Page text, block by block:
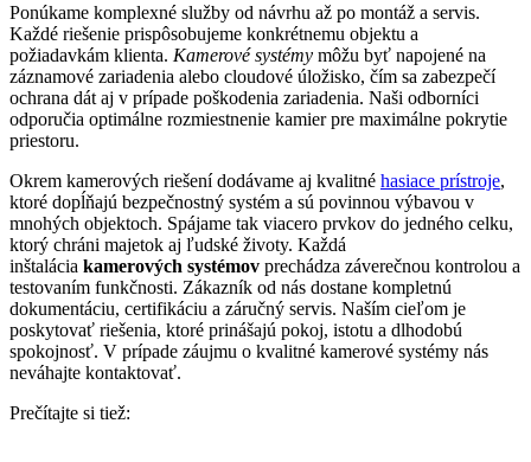
Ponúkame komplexné služby od návrhu až po montáž a servis.
Každé riešenie prispôsobujeme konkrétnemu objektu a
požiadavkám klienta. Kamerové systémy môžu byť napojené na
záznamové zariadenia alebo cloudové úložisko, čím sa zabezpečí
ochrana dát aj v prípade poškodenia zariadenia. Naši odborníci
odporučia optimálne rozmiestnenie kamier pre maximálne pokrytie
priestoru.
Okrem kamerových riešení dodávame aj kvalitné hasiace prístroje,
ktoré dopĺňajú bezpečnostný systém a sú povinnou výbavou v
mnohých objektoch. Spájame tak viacero prvkov do jedného celku,
ktorý chráni majetok aj ľudské životy. Každá
inštalácia kamerových systémov prechádza záverečnou kontrolou a
testovaním funkčnosti. Zákazník od nás dostane kompletnú
dokumentáciu, certifikáciu a záručný servis. Naším cieľom je
poskytovať riešenia, ktoré prinášajú pokoj, istotu a dlhodobú
spokojnosť. V prípade záujmu o kvalitné kamerové systémy nás
neváhajte kontaktovať.
Prečítajte si tiež: